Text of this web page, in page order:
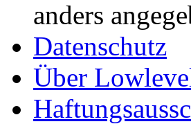
anders
Datenschutz
Über